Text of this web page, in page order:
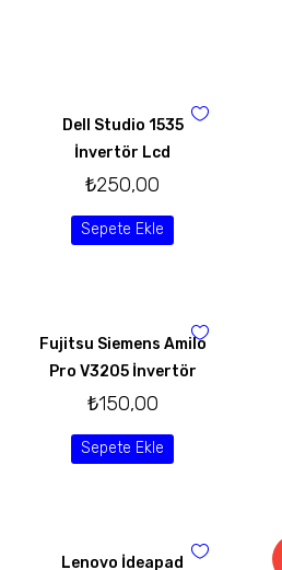
Dell Studio 1535
İnvertör Lcd
₺250,00
Sepete Ekle
Fujitsu Siemens Amilo
Pro V3205 İnvertör
₺150,00
Sepete Ekle
Lenovo İdeapad